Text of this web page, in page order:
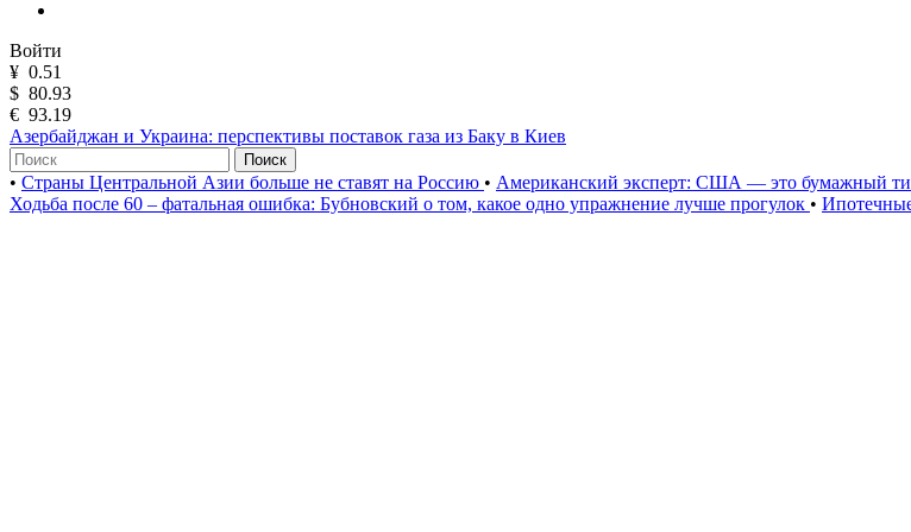
Войти
¥ 0.51
$ 80.93
€ 93.19
Азербайджан и Украина: перспективы поставок газа из Баку в Киев
Поиск
• Страны Центральной Азии больше не ставят на Россию • Американский эксперт: США — это бумажный
Ходьба после 60 – фатальная ошибка: Бубновский о том, какое одно упражнение лучше прогулок •